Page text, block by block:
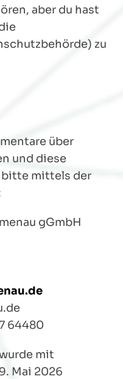
aber du hast
zu
über
und diese
bitte mittels der
gGmbH
64480
mit
Mai 2026